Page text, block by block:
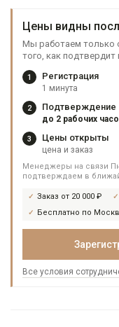
Цены видны
Мы работаем только
того, как подтвердит
1 Регистрация
1 минута
2 Подтверждение
до 2 рабочих
3 Цены открыты
цена и заказ
Менеджеры на связи
подтверждаем в
Заказ от 20 000 ₽
Бесплатно по
Все условия